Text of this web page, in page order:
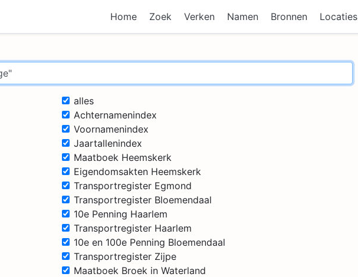
Home Zoek Verken Namen Bronnen Locaties
alles
Achternamenindex
Voornamenindex
Jaartallenindex
Maatboek Heemskerk
Eigendomsakten Heemskerk
Transportregister Egmond
Transportregister Bloemendaal
10e Penning Haarlem
Transportregister Haarlem
10e en 100e Penning Bloemendaal
Transportregister Zijpe
Maatboek Broek in Waterland